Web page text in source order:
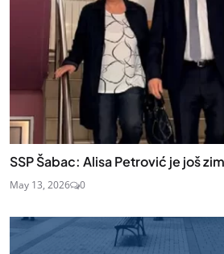
SSP Šabac: Alisa Petrović je još
May 13, 2026 0